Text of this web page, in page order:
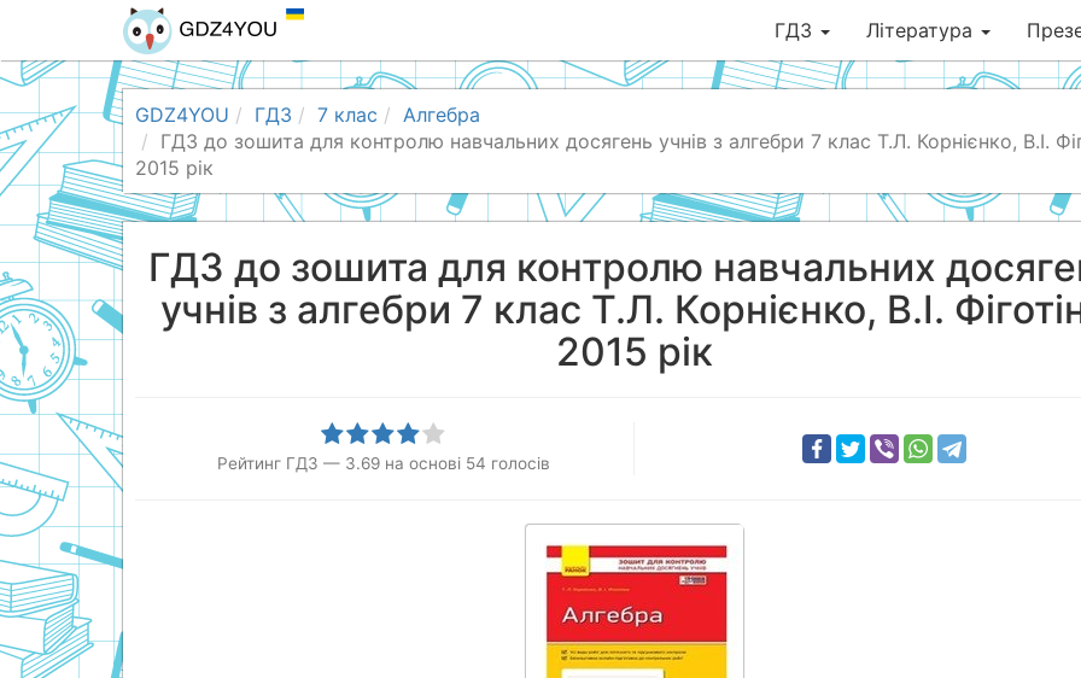
ГДЗ Література
GDZ4YOU ГДЗ 7 клас
Алгебра
ГДЗ до зошита для контролю навчальних досягень учнів з алгебри 7 клас Т.Л. Корнієнко, В.І.
2015 рік
ГДЗ до зошита для контролю навчальних
учнів з алгебри 7 клас Т.Л. Корнієнко, В.І.
2015 рік
Рейтинг ГДЗ — 3.69 на основі 54 голосів